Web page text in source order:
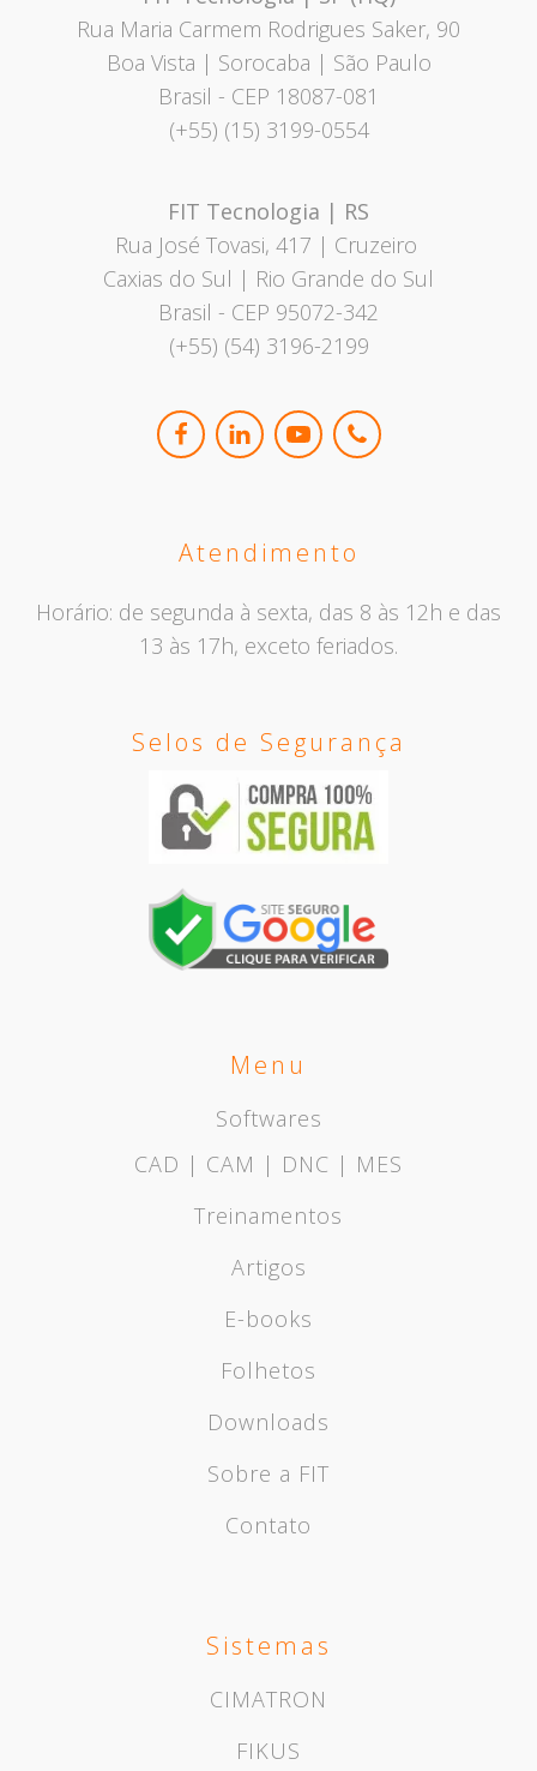
Rua Maria Carmem Rodrigues Saker, 90
Boa Vista | Sorocaba | São Paulo
Brasil - CEP 18087-081
(+55) (15) 3199-0554
FIT Tecnologia | RS
Rua José Tovasi, 417 | Cruzeiro
Caxias do Sul | Rio Grande do Sul
Brasil - CEP 95072-342
(+55) (54) 3196-2199
Atendimento
Horário: de segunda à sexta, das 8 às 12h e das
13 às 17h, exceto feriados.
Selos de Segurança
Menu
Softwares
CAD | CAM | DNC | MES
Treinamentos
Artigos
E-books
Folhetos
Downloads
Sobre a FIT
Contato
Sistemas
CIMATRON
FIKUS